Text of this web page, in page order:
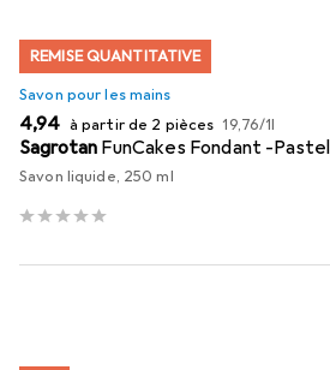
REMISE QUANTITATIVE
Savon pour les mains
EUR
4,94 à partir de 2 pièces EUR
19,76/1l
Sagrotan FunCakes Fondant -
Savon liquide, 250 ml